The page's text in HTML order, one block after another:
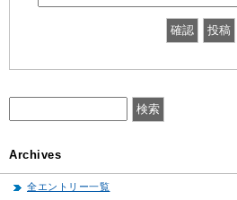
Archives
全エントリー一覧